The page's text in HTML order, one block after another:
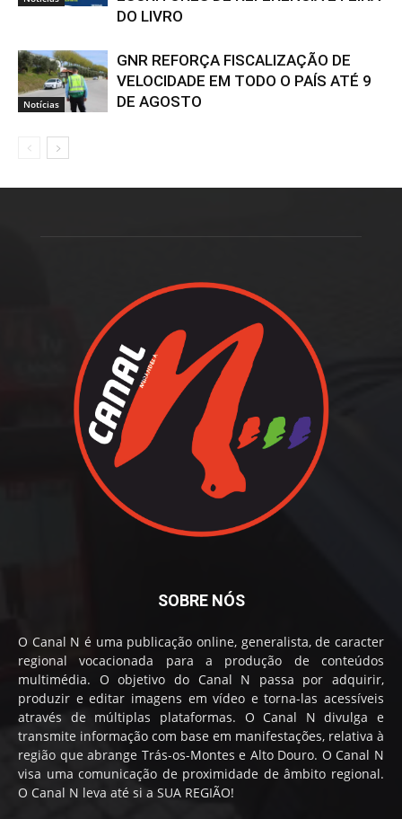
DO LIVRO
Notícias
GNR REFORÇA FISCALIZAÇÃO DE
VELOCIDADE EM TODO O PAÍS ATÉ 9
DE AGOSTO
SOBRE NÓS
O Canal N é uma publicação online, generalista, de caracter
regional vocacionada para a produção de conteúdos
multimédia. O objetivo do Canal N passa por adquirir,
produzir e editar imagens em vídeo e torna-las acessíveis
através de múltiplas plataformas. O Canal N divulga e
transmite informação com base em manifestações, relativa à
região que abrange Trás-os-Montes e Alto Douro. O Canal N
visa uma comunicação de proximidade de âmbito regional.
O Canal N leva até si a SUA REGIÃO!